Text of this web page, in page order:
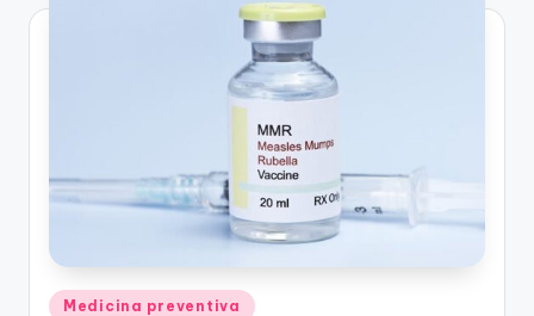
Publicado
Medicina preventiva